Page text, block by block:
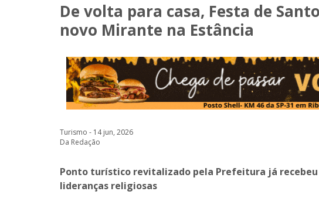
De volta para casa, Festa de
novo Mirante na Estância
Turismo - 14 jun, 2026
Da Redação
Ponto turístico revitalizado pela Prefeitura já recebeu
lideranças religiosas